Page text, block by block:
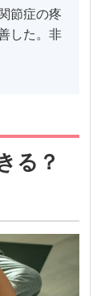
節症の疼
した。非
る？